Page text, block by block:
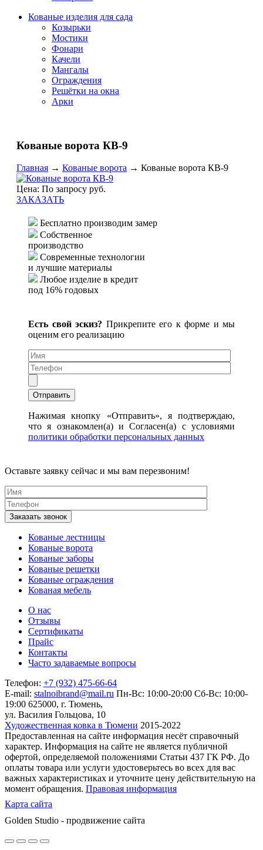
Кованые изделия для сада
Козырьки
Мостики
Фонари
Качели
Мангалы
Ограждения
Решётки на окна
Арки
Кованые ворота КВ-9
Главная → Кованые ворота → Кованые ворота КВ-9
Цена: По запросу руб.
ЗАКАЗАТЬ
Бесплатно производим замер
Собственное
производство
Современные технологии
и лучшие материалы
Любое изделие в кредит
под 16% годовых
Есть свой эскиз? Прикрепите его к форме и мы
оценим его реализацию
Нажимая кнопку «Отправить», я подтверждаю,
что я ознакомлен(а) и Согласен(а) с условиями
политики обработки персональных данных
Оставьте заявку сейчас и мы вам перезвоним!
Кованые лестницы
Кованые ворота
Кованые заборы
Кованые решетки
Кованые ограждения
Кованая мебель
О нас
Отзывы
Сертификаты
Прайс
Контакты
Часто задаваемые вопросы
Телефон: +7 (932) 475-66-64
E-mail: stalnoibrand@mail.ru Пн-Вс: 10:00-20:00 Сб-Вс: 10:00-
19:00 625000, г. Тюмень,
ул. Василия Гольцова, 10
Художественная ковка в Тюмени 2015-2022
Предоставленная на сайте информация несёт справочный
характер. Информация на сайте не является публичной
офертой, определяемой положениями Статьи 437 ГК РФ. До
оплаты товара или услуги удостоверьтесь во всех для вас
важных характеристиках и уточните цену действительную на
момент обращения. Правовая информация
Карта сайта
Golden Studio - продвижение сайта